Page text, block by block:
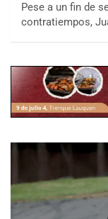
Pese a un fin de
contratiempos,